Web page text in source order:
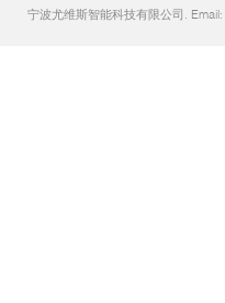
宁波尤维斯智能科技有限公司. Email: